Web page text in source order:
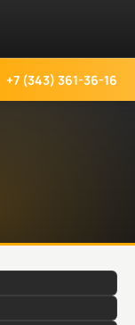
+7 (343) 361-36-16